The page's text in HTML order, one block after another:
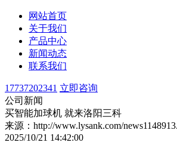
网站首页
关于我们
产品中心
新闻动态
联系我们
17737202341 立即咨询
公司新闻
买智能加球机 就来洛阳三科
来源：http://www.lysank.com/
2025/10/21 14:42:00